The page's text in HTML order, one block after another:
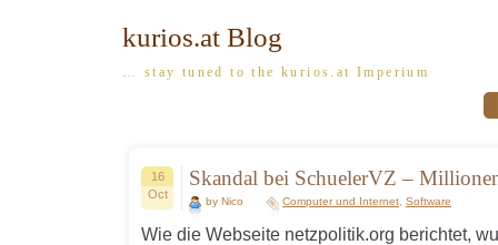
kurios.at Blog
… stay tuned to the kurios.at Imperium
16
Oct
Skandal bei SchuelerVZ –
by Nico Computer und Internet Software
Wie die Webseite netzpolitik.org berichtet,